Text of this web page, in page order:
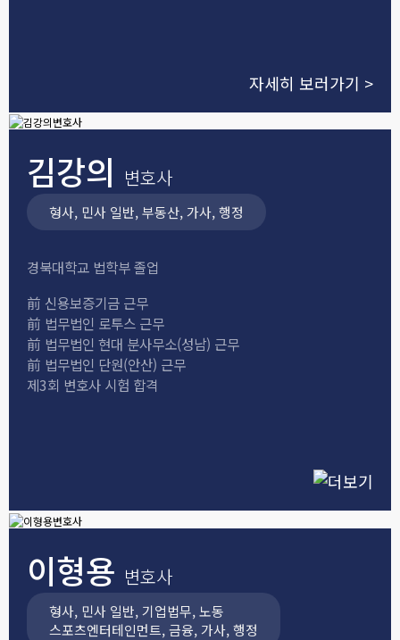
자세히 보러가기 >
김강의 변호사
형사, 민사 일반, 부동산, 가사, 행정
경북대학교 법학부 졸업
前 신용보증기금 근무
前 법무법인 로투스 근무
前 법무법인 현대 분사무소(성남) 근무
前 법무법인 단원(안산) 근무
제3회 변호사 시험 합격
이형용 변호사
형사, 민사 일반, 기업법무, 노동
스포츠엔터테인먼트, 금융, 가사, 행정